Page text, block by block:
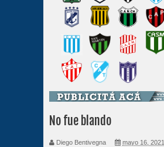
No fue blando
Diego Bentivegna
mayo 16, 2021